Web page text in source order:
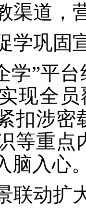
渠道，
学巩固
学”平
现全
扣涉密
等重点
脑入心
联动扩